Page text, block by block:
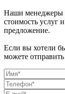
Наши менеджеры
стоимость услуг
предложение.
Если вы хотели
можете отправить